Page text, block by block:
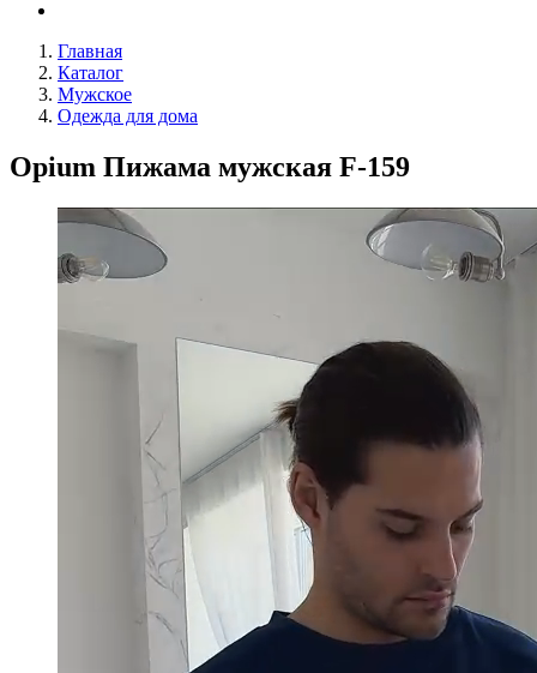
Главная
Каталог
Мужское
Одежда для дома
Opium Пижама мужская F-159